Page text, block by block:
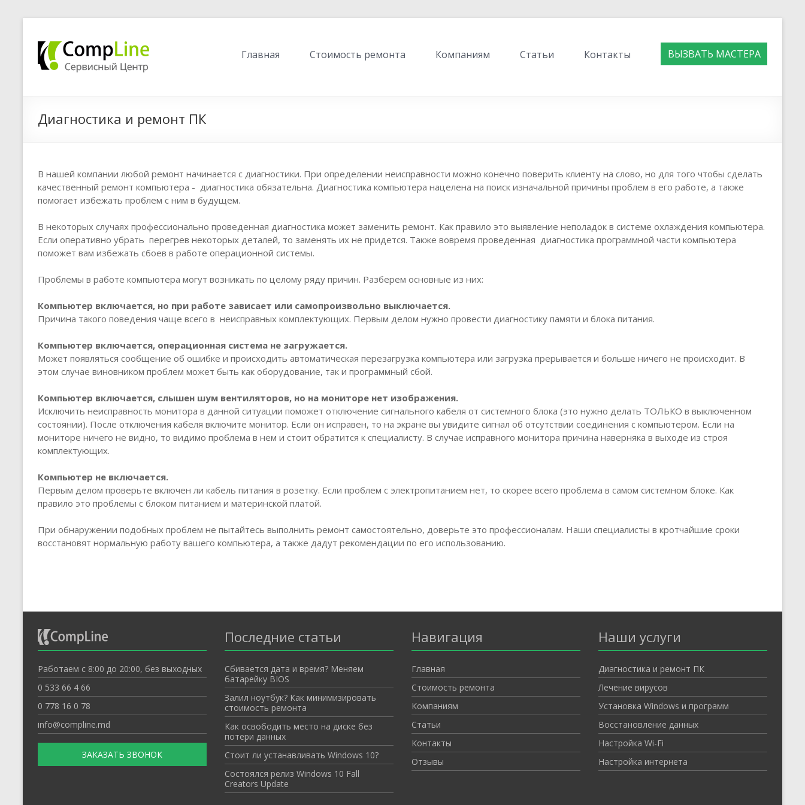
Главная Стоимость ремонта Компаниям Статьи Контакты ВЫЗВАТЬ МАСТЕРА
Диагностика и ремонт ПК
В нашей компании любой ремонт начинается с диагностики. При определении неисправности можно конечно поверить клиенту на слово, но для того чтобы сделать
качественный ремонт компьютера - диагностика обязательна. Диагностика компьютера нацелена на поиск изначальной причины проблем в его работе, а также
помогает избежать проблем с ним в будущем.
В некоторых случаях профессионально проведенная диагностика может заменить ремонт. Как правило это выявление неполадок в системе охлаждения компьютера.
Если оперативно убрать перегрев некоторых деталей, то заменять их не придется. Также вовремя проведенная диагностика программной части компьютера
поможет вам избежать сбоев в работе операционной системы.
Проблемы в работе компьютера могут возникать по целому ряду причин. Разберем основные из них:
Компьютер включается, но при работе зависает или самопроизвольно выключается.
Причина такого поведения чаще всего в неисправных комплектующих. Первым делом нужно провести диагностику памяти и блока питания.
Компьютер включается, операционная система не загружается.
Может появляться сообщение об ошибке и происходить автоматическая перезагрузка компьютера или загрузка прерывается и больше ничего не происходит. В
этом случае виновником проблем может быть как оборудование, так и программный сбой.
Компьютер включается, слышен шум вентиляторов, но на мониторе нет изображения.
Исключить неисправность монитора в данной ситуации поможет отключение сигнального кабеля от системного блока (это нужно делать ТОЛЬКО в выключенном
состоянии). После отключения кабеля включите монитор. Если он исправен, то на экране вы увидите сигнал об отсутствии соединения с компьютером. Если на
мониторе ничего не видно, то видимо проблема в нем и стоит обратится к специалисту. В случае исправного монитора причина наверняка в выходе из строя
комплектующих.
Компьютер не включается.
Первым делом проверьте включен ли кабель питания в розетку. Если проблем с электропитанием нет, то скорее всего проблема в самом системном блоке. Как
правило это проблемы с блоком питанием и материнской платой.
При обнаружении подобных проблем не пытайтесь выполнить ремонт самостоятельно, доверьте это профессионалам. Наши специалисты в кротчайшие сроки
восстановят нормальную работу вашего компьютера, а также дадут рекомендации по его использованию.
Работаем с 8:00 до 20:00, без выходных
0 533 66 4 66
0 778 16 0 78
info@compline.md
ЗАКАЗАТЬ ЗВОНОК
Последние статьи
Cбивается дата и время? Меняем
батарейку BIOS
Залил ноутбук? Как минимизировать
стоимость ремонта
Как освободить место на диске без
потери данных
Стоит ли устанавливать Windows 10?
Состоялся релиз Windows 10 Fall
Creators Update
Навигация
Главная
Стоимость ремонта
Компаниям
Статьи
Контакты
Отзывы
Наши услуги
Диагностика и ремонт ПК
Лечение вирусов
Установка Windows и программ
Восстановление данных
Настройка Wi-Fi
Настройка интернета